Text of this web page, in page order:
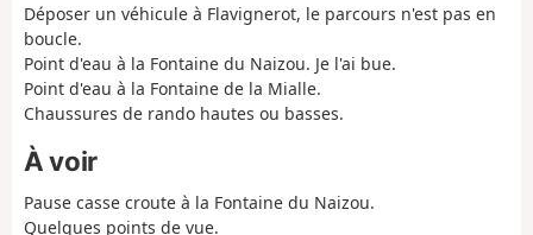
Déposer un véhicule à Flavignerot, le parcours n'est pas en
boucle.
Point d'eau à la Fontaine du Naizou. Je l'ai bue.
Point d'eau à la Fontaine de la Mialle.
Chaussures de rando hautes ou basses.
À voir
Pause casse croute à la Fontaine du Naizou.
Quelques points de vue.